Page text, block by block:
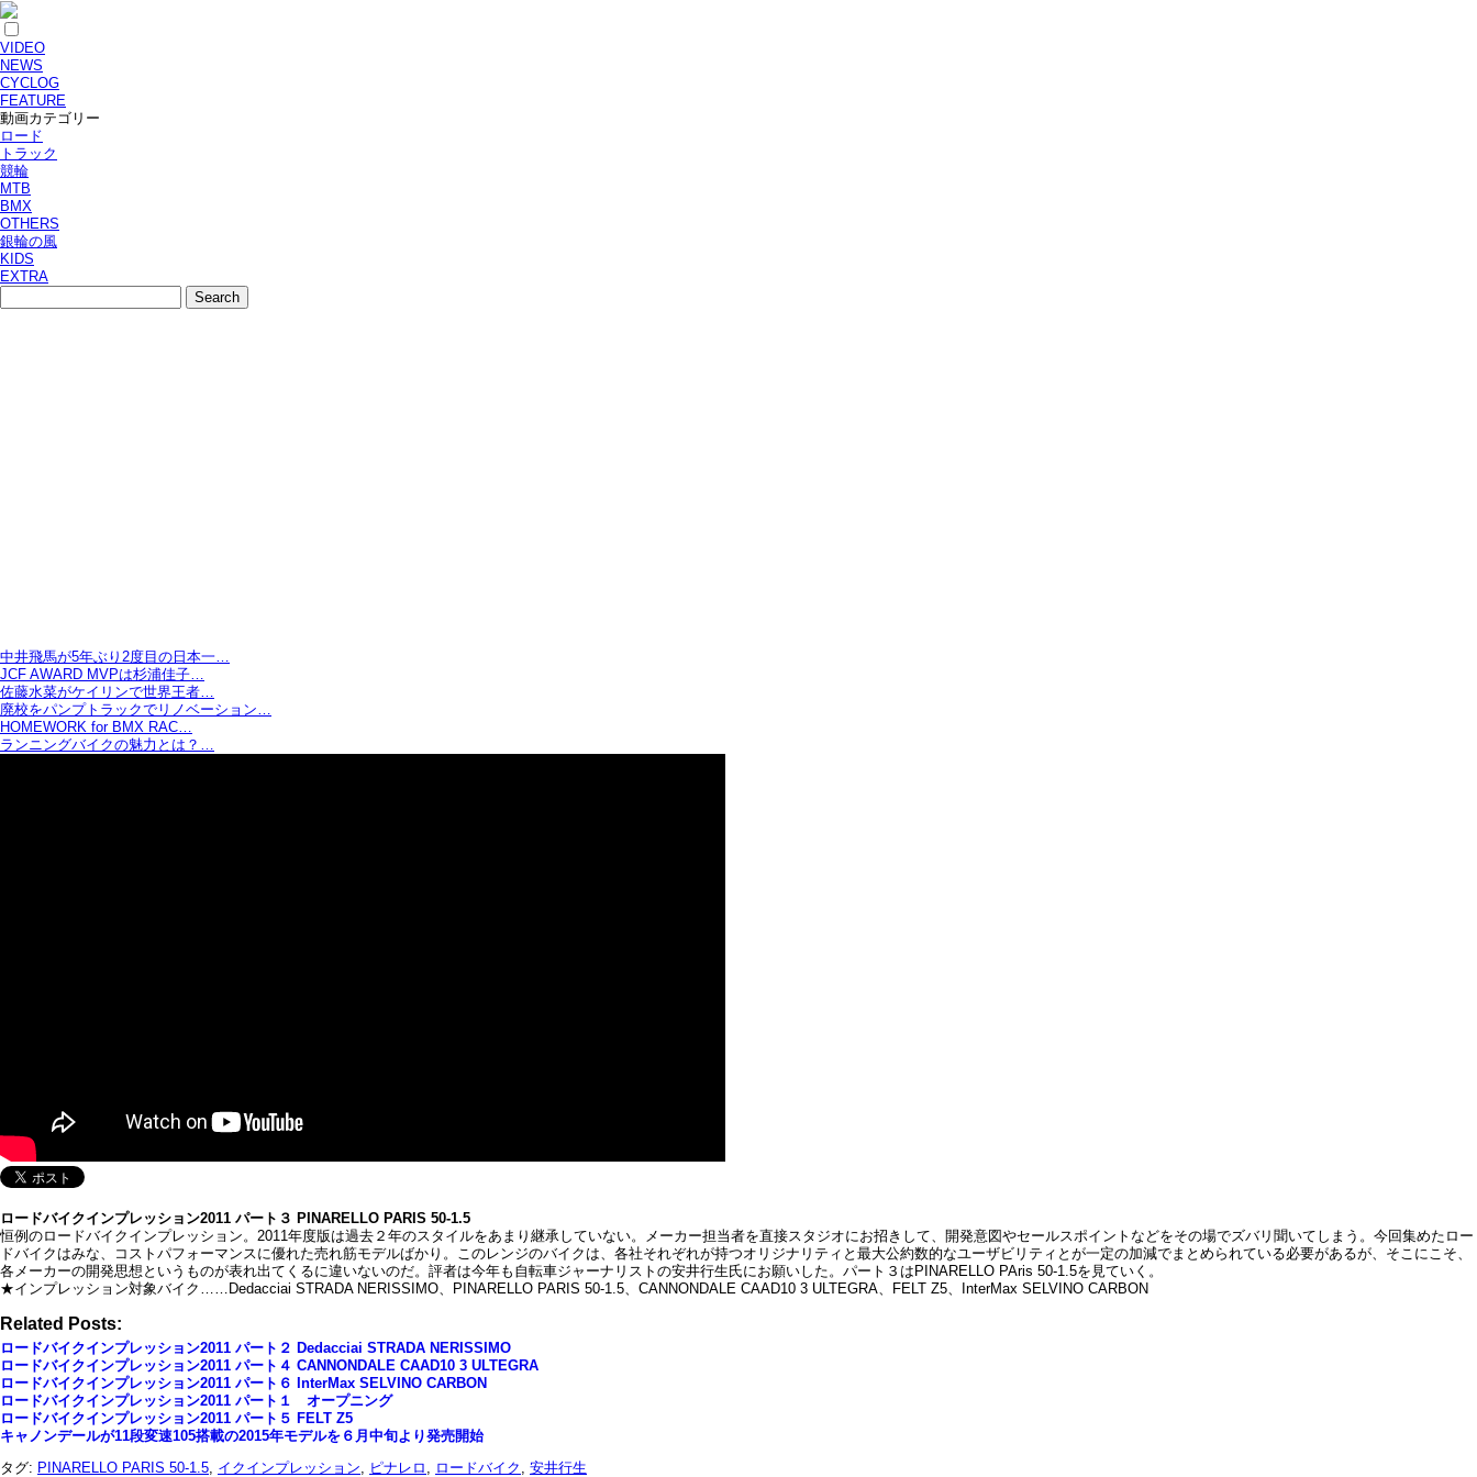
VIDEO
NEWS
CYCLOG
FEATURE
動画カテゴリー
ロード
トラック
競輪
MTB
BMX
OTHERS
銀輪の風
KIDS
EXTRA
中井飛馬が5年ぶり2度目の日本一…
JCF AWARD MVPは杉浦佳子…
佐藤水菜がケイリンで世界王者…
廃校をパンプトラックでリノベーション…
HOMEWORK for BMX RAC…
ランニングバイクの魅力とは？…
ロードバイクインプレッション2011 パート３ PINARELLO PARIS 50-1.5
恒例のロードバイクインプレッション。2011年度版は過去２年のスタイルをあまり継承していない。メーカー担当者を直接スタジオにお招きして、開発意図やセールスポイントなどをその場でズバリ聞いてしまう。今回集めたロー
ドバイクはみな、コストパフォーマンスに優れた売れ筋モデルばかり。このレンジのバイクは、各社それぞれが持つオリジナリティと最大公約数的なユーザビリティとが一定の加減でまとめられている必要があるが、そこにこそ、
各メーカーの開発思想というものが表れ出てくるに違いないのだ。評者は今年も自転車ジャーナリストの安井行生氏にお願いした。パート３はPINARELLO PAris 50-1.5を見ていく。
★インプレッション対象バイク……Dedacciai STRADA NERISSIMO、PINARELLO PARIS 50-1.5、CANNONDALE CAAD10 3 ULTEGRA、FELT Z5、InterMax SELVINO CARBON
Related Posts:
ロードバイクインプレッション2011 パート２ Dedacciai STRADA NERISSIMO
ロードバイクインプレッション2011 パート４ CANNONDALE CAAD10 3 ULTEGRA
ロードバイクインプレッション2011 パート６ InterMax SELVINO CARBON
ロードバイクインプレッション2011 パート１ オープニング
ロードバイクインプレッション2011 パート５ FELT Z5
キャノンデールが11段変速105搭載の2015年モデルを６月中旬より発売開始
タグ: PINARELLO PARIS 50-1.5 イクインプレッション ピナレロ ロードバイク 安井行生